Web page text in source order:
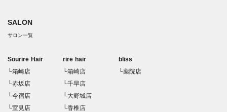
SALON
サロン一覧
Sourire Hair
└箱崎店
└赤坂店
└今宿店
└室見店
rire hair
└箱崎店
└千早店
└大野城店
└香椎店
bliss
└薬院店